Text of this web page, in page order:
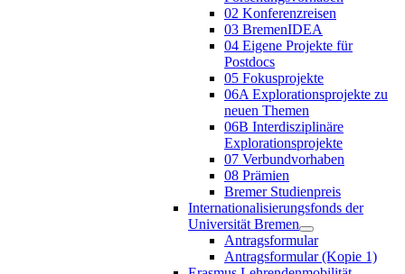
02 Konferenzreisen
03 BremenIDEA
04 Eigene Projekte für
Postdocs
05 Fokusprojekte
06A Explorationsprojekte zu
neuen Themen
06B Interdisziplinäre
Explorationsprojekte
07 Verbundvorhaben
08 Prämien
Bremer Studienpreis
Internationalisierungsfonds der
Universität Bremen
Antragsformular
Antragsformular (Kopie 1)